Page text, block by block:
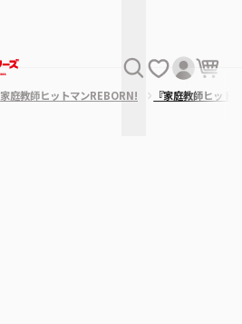
家庭教師ヒットマンREBORN! 『家庭教師ヒッ